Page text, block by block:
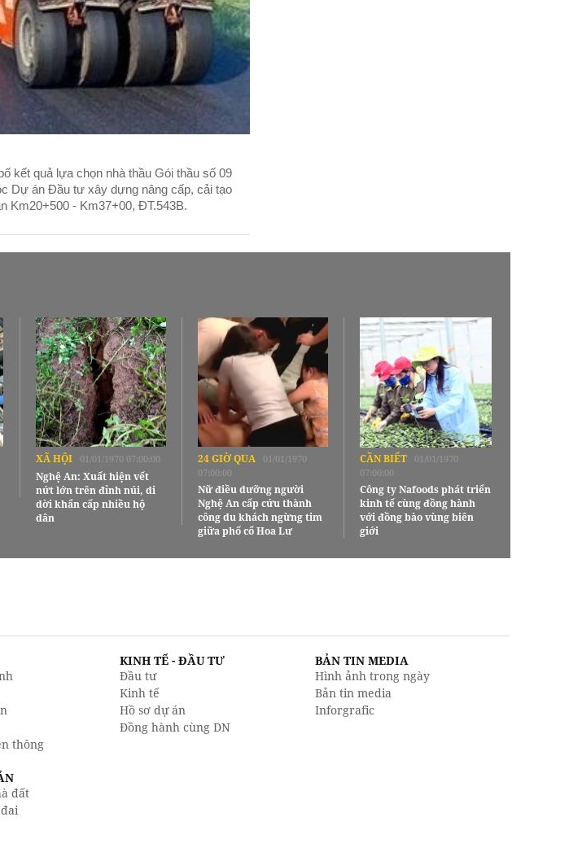
kết quả lựa chọn nhà thầu Gói thầu số 09
Dự án Đầu tư xây dựng nâng cấp, cải tạo
Km20+500 - Km37+00, ĐT.543B.
XÃ HỘI 01/01/1970 07:00:00
Nghệ An: Xuất hiện vết
nứt lớn trên đỉnh núi, di
dời khẩn cấp nhiều hộ
dân
24 GIỜ QUA
01/01/1970
07:00:00
Nữ điều dưỡng người
Nghệ An cấp cứu thành
công du khách ngừng tim
giữa phố cổ Hoa Lư
CẦN BIẾT
01/01/1970
07:00:00
Công ty Nafoods phát triển
kinh tế cùng đồng hành
với đồng bào vùng biên
giới
thông
KINH TẾ - ĐẦU TƯ
Đầu tư
Kinh tế
Hồ sơ dự án
Đồng hành cùng DN
BẢN TIN MEDIA
Hình ảnh trong ngày
Bản tin media
Inforgrafic
đất